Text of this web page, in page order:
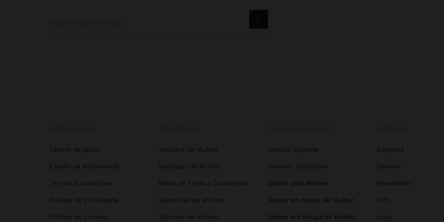
Centro de ajuda
Estado da encomenda
Termos & condições
Política de privacidade
Política de cookies
Vestidos de Mulher
Sandálias de Mulher
Malas de Festa e Casamento
Sapatilhas de Mulher
Sabrinas de Mulher
Festival Capsule
Summer Collection
Saldos para Mulher
Saldos em Malas de Mulher
Saldos em Roupa de Mulher
Empresa
Carreira
Newsletter
APP
Lojas